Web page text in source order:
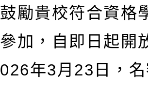
鼓勵貴校符合資格
參加，自即日起開
026年3月23日，